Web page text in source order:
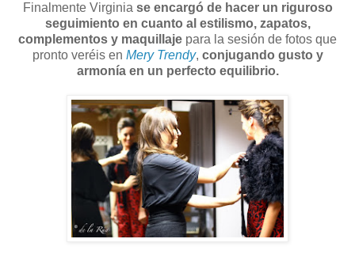
Finalmente Virginia se encargó de hacer un riguroso
seguimiento en cuanto al estilismo, zapatos,
complementos y maquillaje para la sesión de fotos que
pronto veréis en Mery Trendy, conjugando gusto y
armonía en un perfecto equilibrio.